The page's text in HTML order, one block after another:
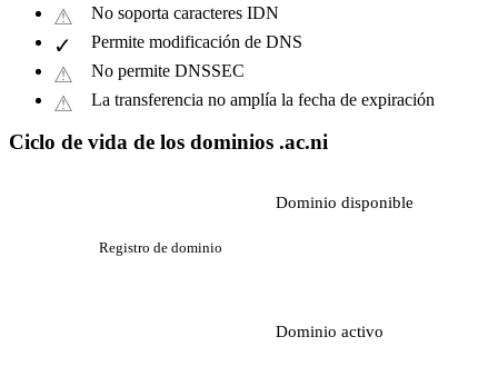
No soporta caracteres IDN
Permite modificación de DNS
No permite DNSSEC
La transferencia no amplía la fecha de expiración
Ciclo de vida de los dominios .ac.ni
Dominio disponible
Registro de dominio
Dominio activo